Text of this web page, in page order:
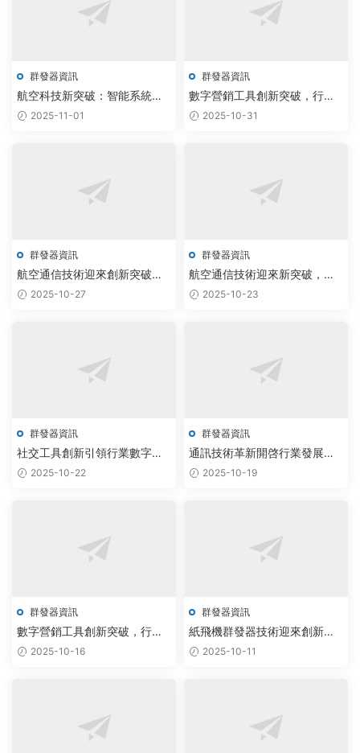
群發器資訊
航空科技新突破：智能系統引
領行業創新發展新紀元
2025-11-01
群發器資訊
數字營銷工具創新突破，行業
迎來發展新機遇
2025-10-31
群發器資訊
航空通信技術迎來創新突破，
實力企業引領行業蓬勃發展
2025-10-27
群發器資訊
航空通信技術迎來新突破，創
新應用前景廣闊
2025-10-23
群發器資訊
社交工具創新引領行業數字化
升級新浪潮
2025-10-22
群發器資訊
通訊技術革新開啓行業發展新
篇章，創新應用助力數字生态
2025-10-19
群發器資訊
數字營銷工具創新突破，行業
迎來發展新機遇
2025-10-16
群發器資訊
紙飛機群發器技術迎來創新突
破，行業前景廣闊備受關注
2025-10-11